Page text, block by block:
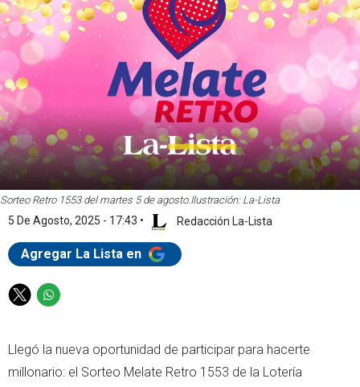
Sorteo Retro 1553 del martes 5 de agosto. Ilustración: La-Lista
5 De Agosto, 2025 - 17:43 • Redacción La-Lista
Agregar La Lista en
T
t
t
W
t
s
Llegó la nueva oportunidad de participar para hacerte
millonario: el Sorteo Melate Retro 1553 de la Lotería